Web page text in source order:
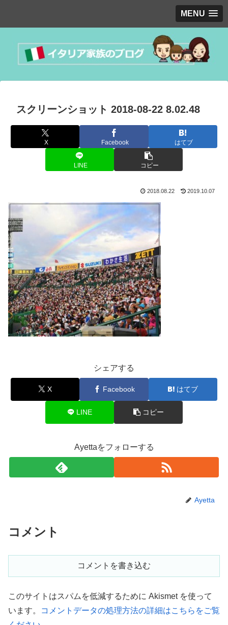
MENU
スクリーンショット 2018-08-22 8.02.48
X Facebook はてブ
LINE コピー
2018.08.22 2019.10.07
シェアする
X Facebook はてブ
LINE コピー
Ayettaをフォローする
Ayetta
コメント
コメントを書き込む
このサイトはスパムを低減するために Akismet を使って
います。
コメントデータの処理方法の詳細はこちらをご覧